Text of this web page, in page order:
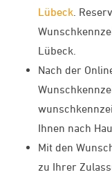
Lübeck .
Lübeck.
Nach der
Ihnen nach
Mit den
zu Ihrer